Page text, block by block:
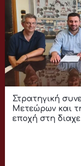
Στρατηγική
Μετεώρων και
εποχή στη